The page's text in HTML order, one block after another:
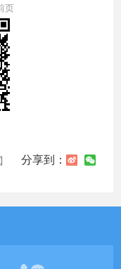
页
分享到：